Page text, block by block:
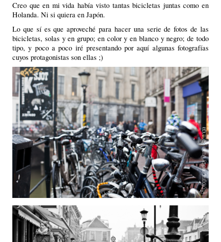
Creo que en mi vida había visto tantas bicicletas juntas como en
Holanda. Ni si quiera en Japón.
Lo que sí es que aproveché para hacer una serie de fotos de las
bicicletas, solas y en grupo; en color y en blanco y negro; de todo
tipo, y poco a poco iré presentando por aquí algunas fotografías
cuyos protagonistas son ellas ;)